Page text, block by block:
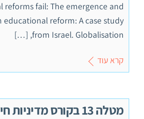
reforms fail: The emergence and
educational reform: A case study
from Israel. Globalisation, […]
קרא עוד
מטלה 13 בקורס מדיניות חינוך